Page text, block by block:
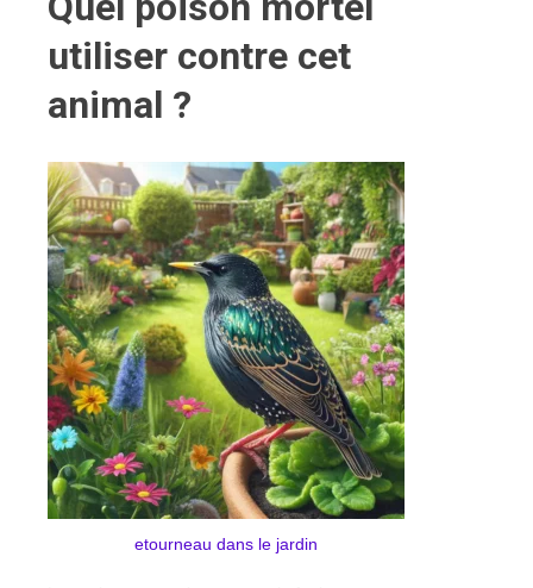
utiliser contre cet
animal ?
etourneau dans le jardin